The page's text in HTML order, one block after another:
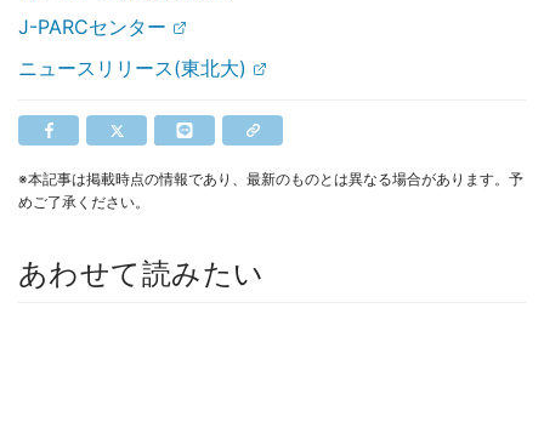
J-PARCセンター
ニュースリリース(東北大)
※本記事は掲載時点の情報であり、最新のものとは異なる場合があります。予
めご了承ください。
あわせて読みたい